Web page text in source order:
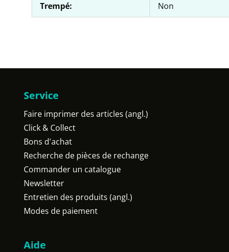
Trempé: Non
Service
Faire imprimer des articles (angl.)
Click & Collect
Bons d'achat
Recherche de pièces de rechange
Commander un catalogue
Newsletter
Entretien des produits (angl.)
Modes de paiement
Aide